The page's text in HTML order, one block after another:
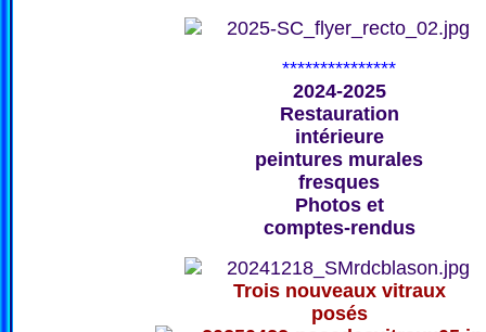
***************
2024-2025
Restauration
intérieure
peintures murales
fresques
Photos et
comptes-rendus
Trois nouveaux vitraux
posés